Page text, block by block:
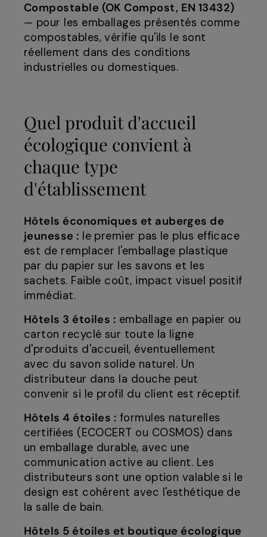
Compostable (OK Compost, EN 13432)
— pour les emballages présentés comme
compostables, vérifie qu'ils le sont
réellement dans des conditions
industrielles ou domestiques.
Quel produit d'accueil
écologique convient à
chaque type
d'établissement
Hôtels économiques et auberges de
jeunesse : le premier pas le plus efficace
est de remplacer l'emballage plastique
par du papier sur les savons et les
sachets. Faible coût, impact visuel positif
immédiat.
Hôtels 3 étoiles : emballage en papier ou
carton recyclé sur toute la ligne
d'produits d'accueil, éventuellement
avec du savon solide naturel. Un
distributeur dans la douche peut
convenir si le profil du client est réceptif.
Hôtels 4 étoiles : formules naturelles
certifiées (ECOCERT ou COSMOS) dans
un emballage durable, avec une
communication active au client. Les
distributeurs sont une option valable si le
design est cohérent avec l'esthétique de
la salle de bain.
Hôtels 5 étoiles et boutique écologique